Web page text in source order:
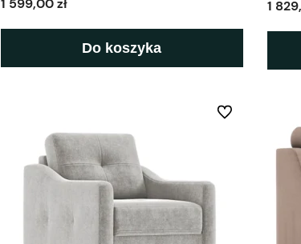
1 599,00 zł
Do koszyka
1
Do ulubionych